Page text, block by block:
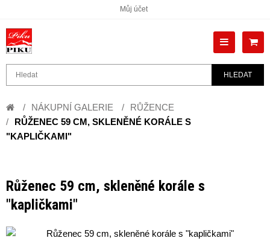
Můj účet
HLEDAT
NÁKUPNÍ GALERIE
RŮŽENCE
RŮŽENEC 59 CM, SKLENĚNÉ KORÁLE S
"KAPLIČKAMI"
Růženec 59 cm, skleněné korále s
"kapličkami"